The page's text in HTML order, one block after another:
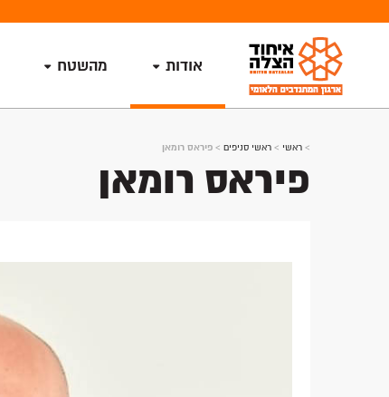
אודות מהשטח
> ראשי > ראשי סניפים > פיראס רומאן
פיראס רומאן